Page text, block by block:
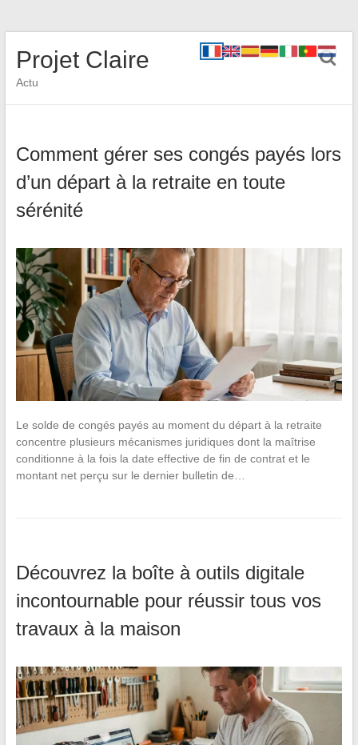
Projet Claire
Actu
Comment gérer ses congés payés lors
d’un départ à la retraite en toute
sérénité
Le solde de congés payés au moment du départ à la retraite
concentre plusieurs mécanismes juridiques dont la maîtrise
conditionne à la fois la date effective de fin de contrat et le
montant net perçu sur le dernier bulletin de…
Découvrez la boîte à outils digitale
incontournable pour réussir tous vos
travaux à la maison